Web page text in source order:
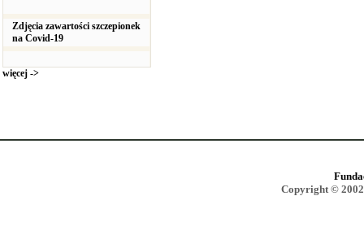
Zdjęcia zawartości szczepionek
na Covid-19
więcej ->
Copyright ©